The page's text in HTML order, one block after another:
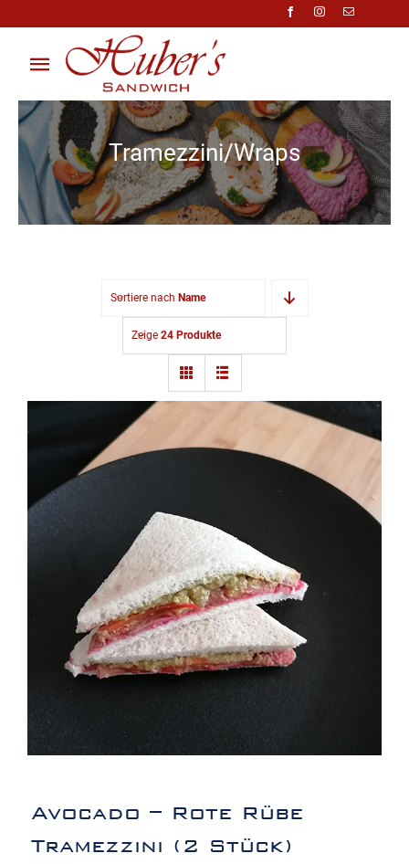
springen
Toggle
Navigation
Über Uns
Anfragen
Preisliste
Tramezzini/Wraps
Sortiere nach Name
Zeige 24 Produkte
Avocado – Rote Rübe Tramezzini (2
Stück)
Avocado – Rote Rübe
Tramezzini (2 Stück)